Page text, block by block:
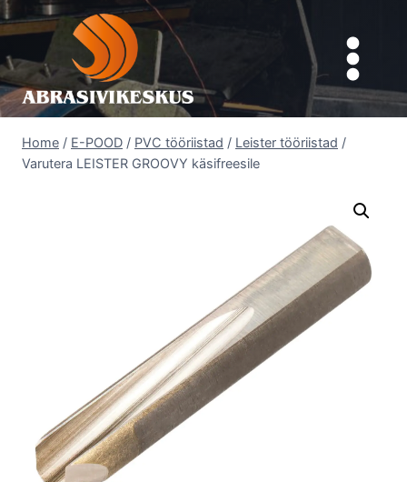
Skip
to
content
Home / E-POOD / PVC tööriistad / Leister tööriistad /
Varutera LEISTER GROOVY käsifreesile